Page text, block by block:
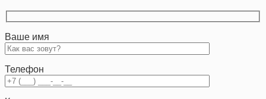
Ваше имя
Телефон